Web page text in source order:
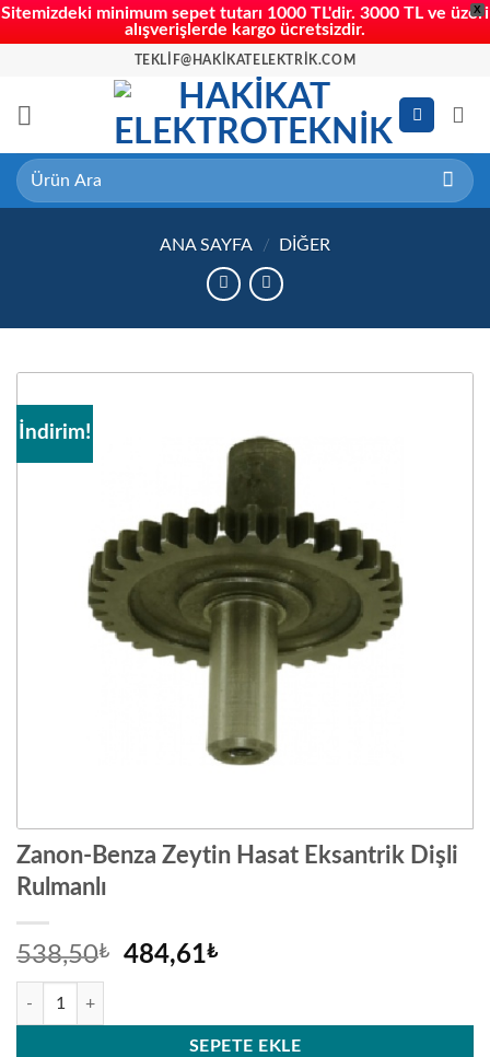
X
Sitemizdeki minimum sepet tutarı 1000 TL'dir. 3000 TL ve üzeri
alışverişlerde kargo ücretsizdir.
TEKLIF@HAKIKATELEKTRIK.COM
Ara:
ANA SAYFA / DIĞER
İndirim!
Zanon-Benza Zeytin Hasat Eksantrik Dişli
Rulmanlı
538,50₺
Orijinal
484,61₺Şu
484,61₺.
Zanon-Benza Zeytin Hasat Eksantrik Dişli Rulmanlı adet
SEPETE EKLE